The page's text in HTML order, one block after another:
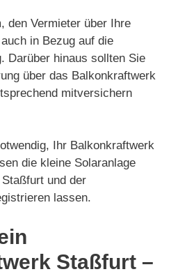
den Vermieter über Ihre
in Bezug auf die
Darüber hinaus sollten Sie
über das Balkonkraftwerk
mitversichern
Ihr Balkonkraftwerk
die kleine Solaranlage
und der
lassen.
Staßfurt –